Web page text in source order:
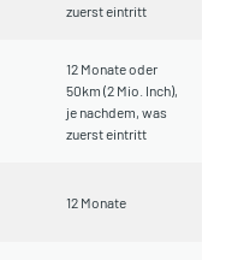
zuerst eintritt
12 Monate oder
50km (2 Mio. Inch),
je nachdem, was
zuerst eintritt
12 Monate